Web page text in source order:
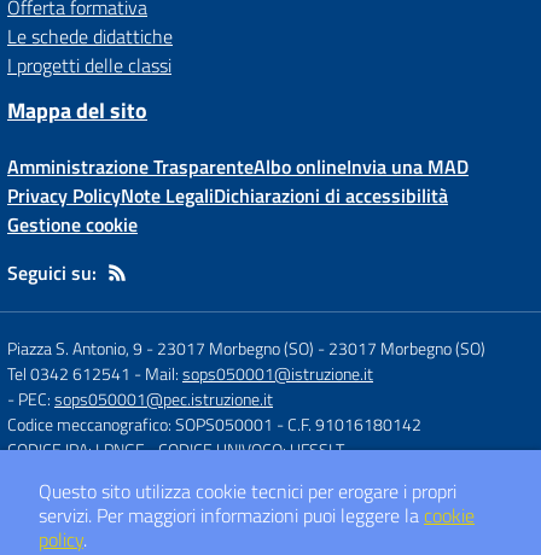
Offerta formativa
Le schede didattiche
I progetti delle classi
Mappa del sito
Amministrazione TrasparenteAlbo onlineInvia una MAD
Privacy PolicyNote LegaliDichiarazioni di accessibilità
Gestione cookie
Seguici su:
Piazza S. Antonio, 9 - 23017 Morbegno (SO) -23017 Morbegno (SO)
Tel 0342 612541 - Mail:sops050001@istruzione.it
- PEC:sops050001@pec.istruzione.it
Codice meccanografico: SOPS050001 - C.F. 91016180142
CODICE IPA: LPNGF- CODICE UNIVOCO: UFSSLT
Concept & Design by
Designers Italia
Questo sito utilizza cookie tecnici per erogare i propri
servizi. Per maggiori informazioni puoi leggere lacookie
policy.